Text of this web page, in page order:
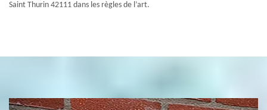
Saint Thurin 42111 dans les règles de l’art.